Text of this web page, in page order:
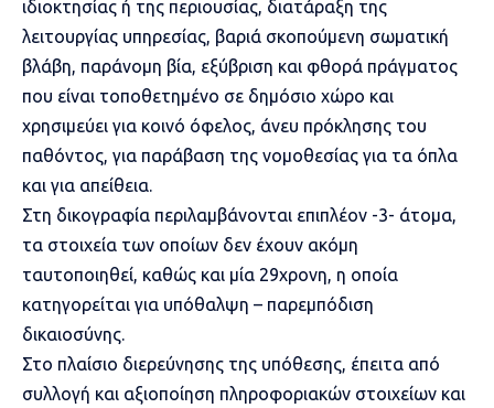
ιδιοκτησίας ή της περιουσίας, διατάραξη της
λειτουργίας υπηρεσίας, βαριά σκοπούμενη σωματική
βλάβη, παράνομη βία, εξύβριση και φθορά πράγματος
που είναι τοποθετημένο σε δημόσιο χώρο και
χρησιμεύει για κοινό όφελος, άνευ πρόκλησης του
παθόντος, για παράβαση της νομοθεσίας για τα όπλα
και για απείθεια.
Στη δικογραφία περιλαμβάνονται επιπλέον -3- άτομα,
τα στοιχεία των οποίων δεν έχουν ακόμη
ταυτοποιηθεί, καθώς και μία 29χρονη, η οποία
κατηγορείται για υπόθαλψη – παρεμπόδιση
δικαιοσύνης.
Στο πλαίσιο διερεύνησης της υπόθεσης, έπειτα από
συλλογή και αξιοποίηση πληροφοριακών στοιχείων και